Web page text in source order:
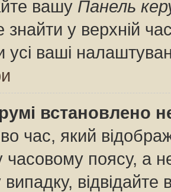
вашу Панель
знайти у верхній
усі ваші
встановлено
час, який
часовому поясу, а